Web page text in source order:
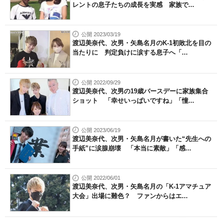
レントの息子たちの成長を実感 家族で...
公開 2023/03/19
渡辺美奈代、次男・矢島名月のK-1初敗北を目の
当たりに 判定負けに涙する息子へ「...
公開 2022/09/29
渡辺美奈代、次男の19歳バースデーに家族集合
ショット 「幸せいっぱいですね」「憧...
公開 2023/06/19
渡辺美奈代、次男・矢島名月が書いた“先生への
手紙”に涙腺崩壊 「本当に素敵」「感...
公開 2022/06/01
渡辺美奈代、次男・矢島名月の「K-1アマチュア
大会」出場に難色？ ファンからはエ...